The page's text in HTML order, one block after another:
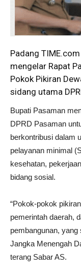
Padang
mengelar Rapat
Pokok Pikiran
sidang utama
Bupati Pasaman
DPRD Pasaman
berkontribusi dalam
pelayanan minimal
kesehatan,
bidang sosial.
“Pokok-pokok
pemerintah daerah,
pembangunan,
Jangka Menengah
terang Sabar AS.